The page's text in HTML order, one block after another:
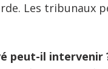
Les tribunaux
peut-il intervenir